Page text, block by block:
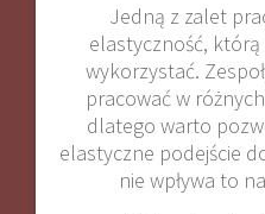
Jedną z zalet
elastyczność,
wykorzystać.
pracować w
dlatego warto
elastyczne podejście
nie wpływa to